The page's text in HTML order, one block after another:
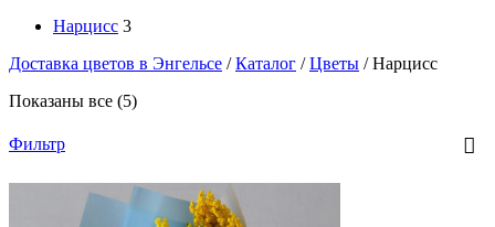
Нарцисс 3
Доставка цветов в Энгельсе / Каталог / Цветы /Нарцисс
Показаны все (5)
Фильтр